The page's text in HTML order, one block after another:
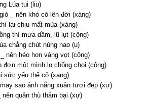
Lúa tui (liu)
_ nên khó có lên đời (xàng)
lại chịu mất mùa (xàng) _
thì mưa dầm, lũ lụt (cộng)
chẳng chút núng nao (u)
nên héo hon vàng vọt (cộng)
đơn một mình lo chống chọi (cộng)
sức yếu thế cô (xang)
sao ánh nắng xuân tươi đẹp (xự)
quân thù thảm bại (xự)